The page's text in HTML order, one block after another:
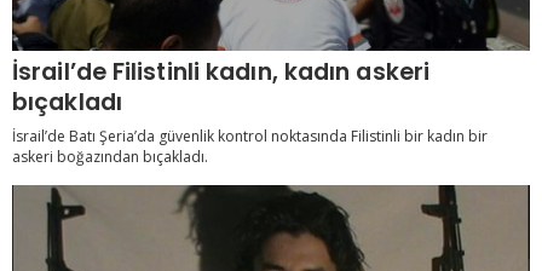
İsrail’de Filistinli kadın, kadın askeri
bıçakladı
İsrail’de Batı Şeria’da güvenlik kontrol noktasında Filistinli bir kadın bir
askeri boğazından bıçakladı.